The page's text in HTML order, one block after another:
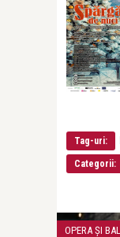
Tag-uri:
Categorii: